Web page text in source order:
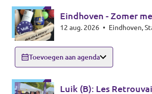
Eindhoven - Zomer
12 aug. 2026 • Eindhoven,
Toevoegen aan agenda
Luik (B): Les